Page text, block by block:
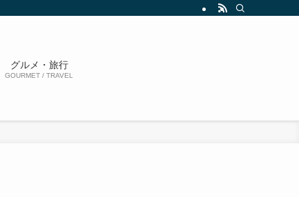
グルメ・旅行
GOURMET / TRAVEL